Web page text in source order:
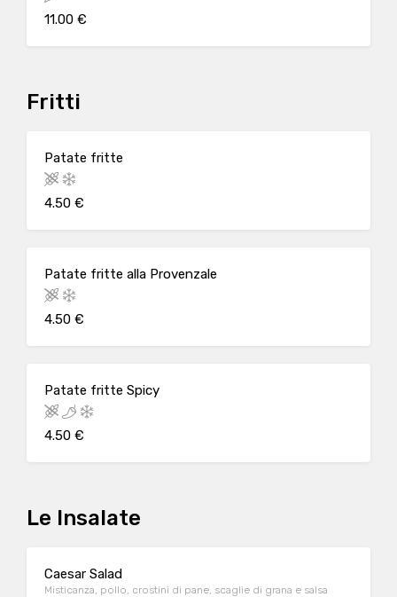
11.00 €
Fritti
Patate fritte
4.50 €
Patate fritte alla Provenzale
4.50 €
Patate fritte Spicy
4.50 €
Le Insalate
Caesar Salad
Misticanza, pollo, crostini di pane, scaglie di grana e salsa